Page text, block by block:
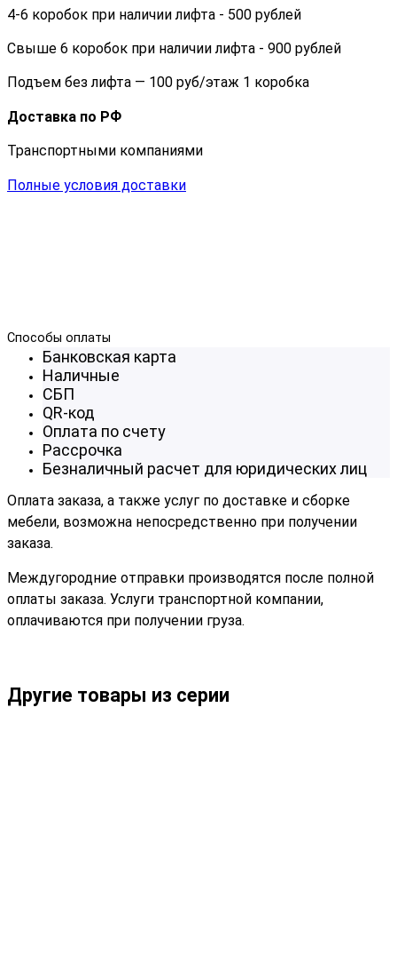
4-6 коробок при наличии лифта - 500 рублей
Свыше 6 коробок при наличии лифта - 900 рублей
Подъем без лифта — 100 руб/этаж 1 коробка
Доставка по РФ
Транспортными компаниями
Полные условия доставки
Способы оплаты
Банковская карта
Наличные
СБП
QR-код
Оплата по счету
Рассрочка
Безналичный расчет для юридических лиц
Оплата заказа, а также услуг по доставке и сборке
мебели, возможна непосредственно при получении
заказа.
Междугородние отправки производятся после полной
оплаты заказа. Услуги транспортной компании,
оплачиваются при получении груза.
Другие товары из серии